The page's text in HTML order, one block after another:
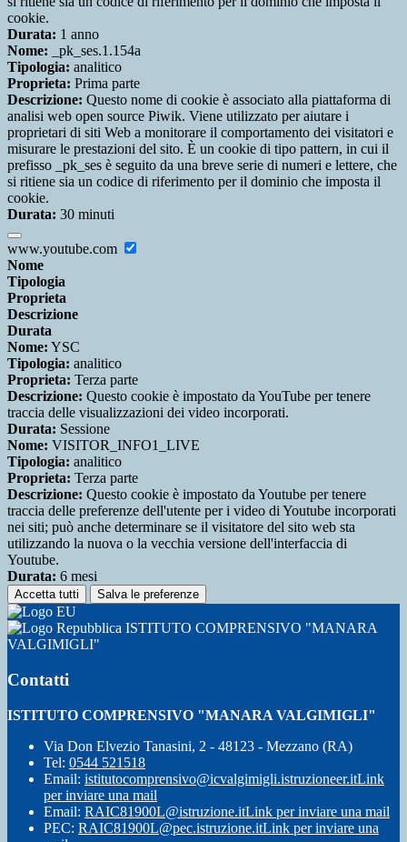
cookie.
Durata: 1 anno
Nome: _pk_ses.1.154a
Tipologia: analitico
Proprieta: Prima parte
Descrizione: Questo nome di cookie è associato alla piattaforma di
analisi web open source Piwik. Viene utilizzato per aiutare i
proprietari di siti Web a monitorare il comportamento dei visitatori e
misurare le prestazioni del sito. È un cookie di tipo pattern, in cui il
prefisso _pk_ses è seguito da una breve serie di numeri e lettere, che
si ritiene sia un codice di riferimento per il dominio che imposta il
cookie.
Durata: 30 minuti
www.youtube.com
Nome
Tipologia
Proprieta
Descrizione
Durata
Nome: YSC
Tipologia: analitico
Proprieta: Terza parte
Descrizione: Questo cookie è impostato da YouTube per tenere
traccia delle visualizzazioni dei video incorporati.
Durata: Sessione
Nome: VISITOR_INFO1_LIVE
Tipologia: analitico
Proprieta: Terza parte
Descrizione: Questo cookie è impostato da Youtube per tenere
traccia delle preferenze dell'utente per i video di Youtube incorporati
nei siti; può anche determinare se il visitatore del sito web sta
utilizzando la nuova o la vecchia versione dell'interfaccia di
Youtube.
Durata: 6 mesi
Accetta tutti Salva le preferenze
ISTITUTO COMPRENSIVO "MANARA
VALGIMIGLI"
Contatti
ISTITUTO COMPRENSIVO "MANARA VALGIMIGLI"
Via Don Elvezio Tanasini, 2 - 48123 - Mezzano (RA)
Tel: 0544 521518
Email: istitutocomprensivo@icvalgimigli.istruzioneer.itLink
per inviare una mail
Email: RAIC81900L@istruzione.itLink per inviare una mail
PEC: RAIC81900L@pec.istruzione.itLink per inviare una